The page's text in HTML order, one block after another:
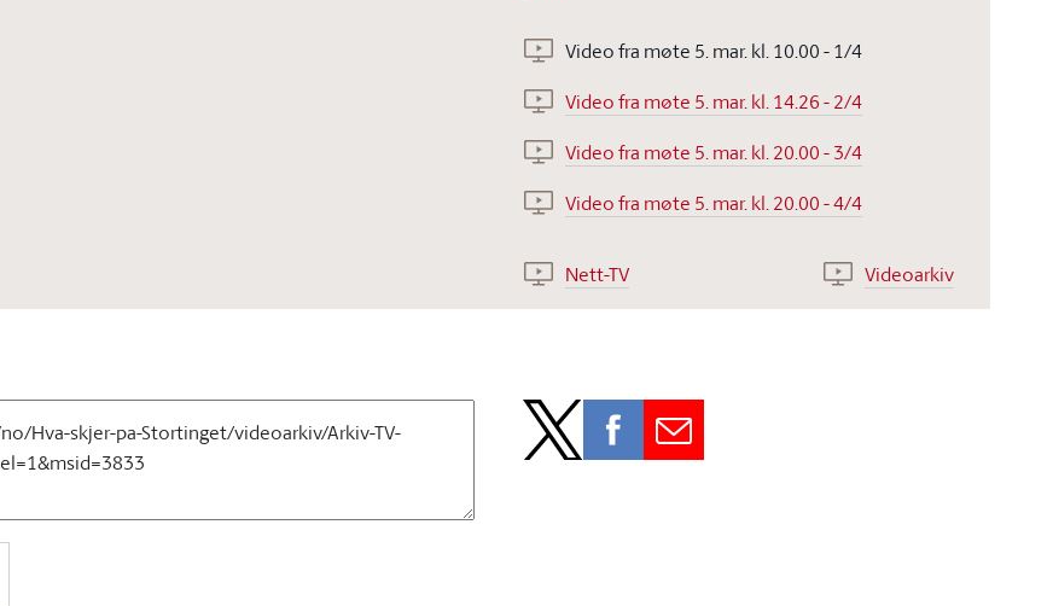
Video fra møte 5. mar. kl. 10.00 - 1/4
Video fra møte 5. mar. kl. 14.26 - 2/4
Video fra møte 5. mar. kl. 20.00 - 3/4
Video fra møte 5. mar. kl. 20.00 - 4/4
Nett-TV Videoarkiv